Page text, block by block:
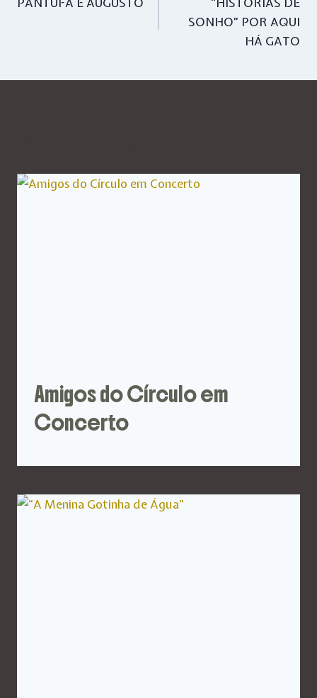
de
SONHO” POR AQUI
HÁ GATO
Amigos do Círculo em
Concerto